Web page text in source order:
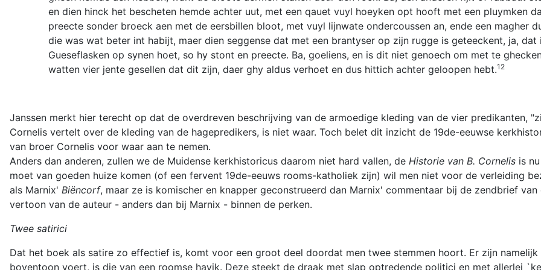
en dien hinck het bescheten hemde achter uut, met een qauet vuyl hoeyken opt hooft met een pluymken
preecte sonder broeck aen met de eersbillen bloot, met vuyl lijnwate ondercoussen an, ende een magher
die was wat beter int habijt, maer dien seggense dat met een brantyser op zijn rugge is geteeckent, ja, dat
Gueseflasken op synen hoet, so hy stont en preecte. Ba, goeliens, en is dit niet genoech om met te
watten vier jente gesellen dat dit zijn, daer ghy aldus verhoet en dus hittich achter geloopen hebt.12
Janssen merkt hier terecht op dat de overdreven beschrijving van de armoedige kleding van de vier predikanten,
Cornelis vertelt over de kleding van de hagepredikers, is niet waar. Toch belet dit inzicht de 19de-eeuwse
van broer Cornelis voor waar aan te nemen.
Anders dan anderen, zullen we de Muidense kerkhistoricus daarom niet hard vallen, de Historie van B. Cornelis is
moet van goeden huize komen (of een fervent 19de-eeuws rooms-katholiek zijn) wil men niet voor de verleiding
als Marnix' Biëncorf, maar ze is komischer en knapper geconstrueerd dan Marnix' commentaar bij de zendbrief
vertoon van de auteur - anders dan bij Marnix - binnen de perken.
Twee satirici
Dat het boek als satire zo effectief is, komt voor een groot deel doordat men twee stemmen hoort. Er zijn
boventoon voert, is die van een roomse havik. Deze steekt de draak met slap optredende politici en met allerlei